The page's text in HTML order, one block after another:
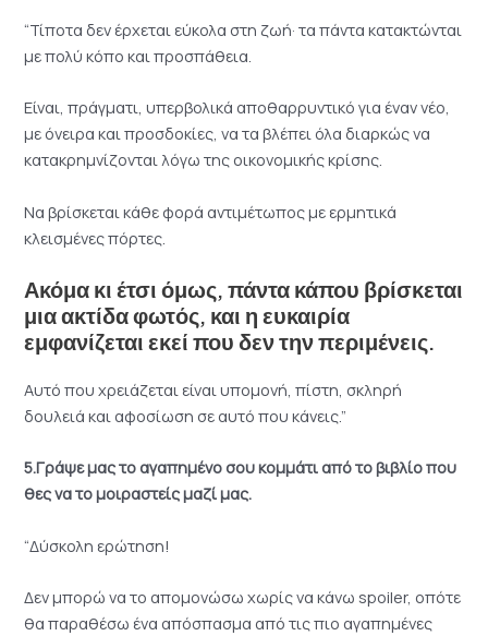
“Τίποτα δεν έρχεται εύκολα στη ζωή· τα πάντα κατακτώνται
με πολύ κόπο και προσπάθεια.
Είναι, πράγματι, υπερβολικά αποθαρρυντικό για έναν νέο,
με όνειρα και προσδοκίες, να τα βλέπει όλα διαρκώς να
κατακρημνίζονται λόγω της οικονομικής κρίσης.
Να βρίσκεται κάθε φορά αντιμέτωπος με ερμητικά
κλεισμένες πόρτες.
Ακόμα κι έτσι όμως, πάντα κάπου βρίσκεται
μια ακτίδα φωτός, και η ευκαιρία
εμφανίζεται εκεί που δεν την περιμένεις.
Αυτό που χρειάζεται είναι υπομονή, πίστη, σκληρή
δουλειά και αφοσίωση σε αυτό που κάνεις.”
5.Γράψε μας το αγαπημένο σου κομμάτι από το βιβλίο που
θες να το μοιραστείς μαζί μας.
“Δύσκολη ερώτηση!
Δεν μπορώ να το απομονώσω χωρίς να κάνω spoiler, οπότε
θα παραθέσω ένα απόσπασμα από τις πιο αγαπημένες